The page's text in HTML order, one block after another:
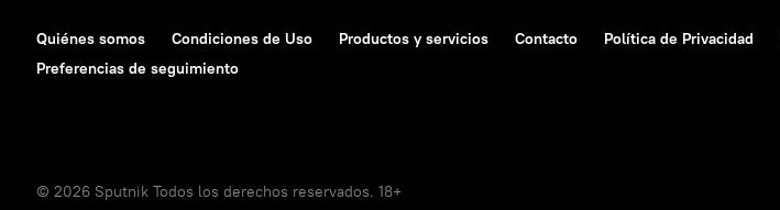
Quiénes somos Condiciones de Uso Productos y servicios Contacto Política de Privacidad
Preferencias de seguimiento
© 2026 Sputnik Todos los derechos reservados. 18+